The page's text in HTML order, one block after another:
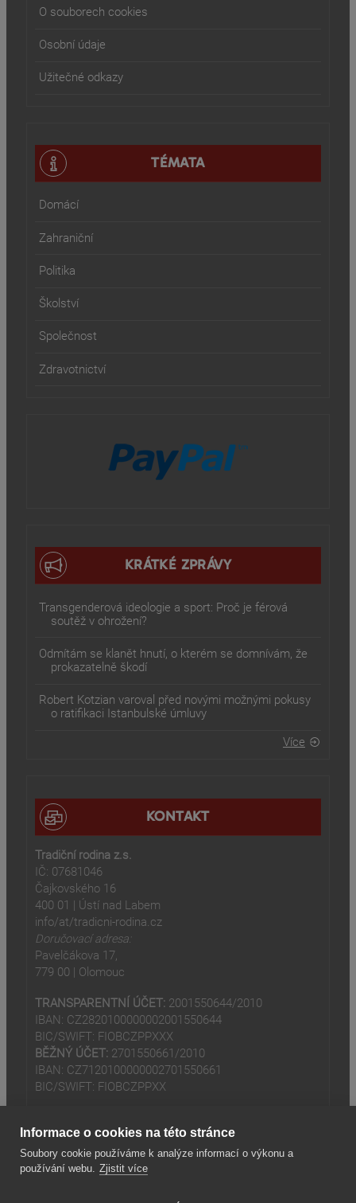
O souborech cookies
Osobní údaje
Užitečné odkazy
TÉMATA
Domácí
Zahraniční
Politika
Školství
Společnost
Zdravotnictví
KRÁTKÉ ZPRÁVY
Transgenderová ideologie a sport: Proč je férová
soutěž v ohrožení?
Odmítám se klanět hnutí, o kterém se domnívám, že
prokazatelně škodí
Robert Kotzian varoval před novými možnými pokusy
o ratifikaci Istanbulské úmluvy
Více
KONTAKT
Tradiční rodina z.s.
IČ: 07681046
Čajkovského 16
400 01 | Ústí nad Labem
info/at/tradicni-rodina.cz
Doručovací adresa:
Pavelčákova 17,
779 00 | Olomouc
TRANSPARENTNÍ ÚČET: 2001550644/2010
IBAN: CZ2820100000002001550644
BIC/SWIFT: FIOBCZPPXXX
BĚŽNÝ ÚČET: 2701550661/2010
IBAN: CZ7120100000002701550661
BIC/SWIFT: FIOBCZPPXX
Informace o cookies na této stránce
Soubory cookie používáme k analýze informací o výkonu a
používání webu. Zjistit více